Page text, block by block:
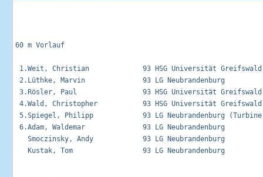
60 m Vorlauf
1.Weit, Christian             93 HSG Universität
2.Lüthke, Marvin              93 LG
3.Rösler, Paul                93 HSG Universität
4.Wald, Christopher           93 HSG Universität
5.Spiegel, Philipp            93 LG Neubrandenburg
6.Adam, Waldemar              93 LG
Smoczinsky, Andy            93 LG Neubrandenburg
Kustak, Tom                 93 LG Neubrandenburg